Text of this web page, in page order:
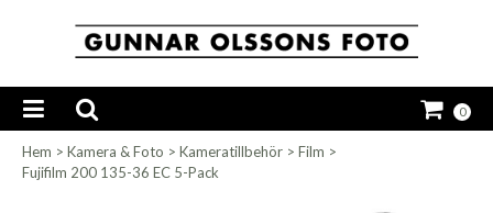
0
Hem > Kamera & Foto > Kameratillbehör > Film >
Fujifilm 200 135-36 EC 5-Pack